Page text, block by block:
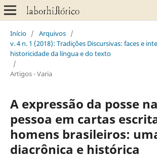
Início / Arquivos /
v. 4 n. 1 (2018): Tradições Discursivas: faces e
historicidade da língua e do texto
/
Artigos - Varia
A expressão da posse
pessoa em cartas
homens brasileiros:
diacrônica e histórica